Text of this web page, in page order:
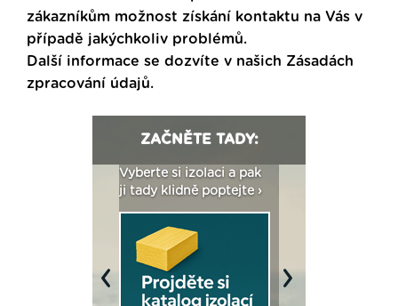
zákazníkům možnost získání kontaktu na Vás v
případě jakýchkoliv problémů.
Další informace se dozvíte v našich Zásadách
zpracování údajů.
ZAČNĚTE TADY:
Vyberte si izolaci a pak
ji tady klidně poptejte ›
Previous Next